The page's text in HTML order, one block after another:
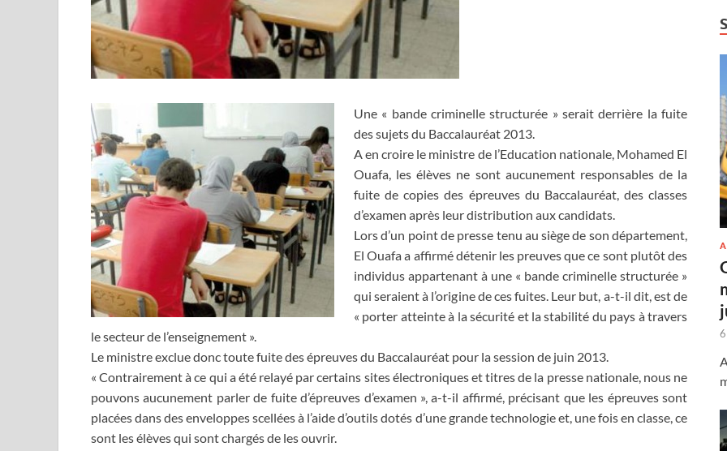
Une « bande criminelle structurée » serait derrière la fuite
des sujets du Baccalauréat 2013.
A en croire le ministre de l’Education nationale, Mohamed El
Ouafa, les élèves ne sont aucunement responsables de la
fuite de copies des épreuves du Baccalauréat, des classes
d’examen après leur distribution aux candidats.
Lors d’un point de presse tenu au siège de son département,
El Ouafa a affirmé détenir les preuves que ce sont plutôt des
individus appartenant à une « bande criminelle structurée »
qui seraient à l’origine de ces fuites. Leur but, a-t-il dit, est de
« porter atteinte à la sécurité et la stabilité du pays à travers
le secteur de l’enseignement ».
Le ministre exclue donc toute fuite des épreuves du Baccalauréat pour la session de juin 2013.
« Contrairement à ce qui a été relayé par certains sites électroniques et titres de la presse nationale, nous ne
pouvons aucunement parler de fuite d’épreuves d’examen », a-t-il affirmé, précisant que les épreuves sont
placées dans des enveloppes scellées à l’aide d’outils dotés d’une grande technologie et, une fois en classe, ce
sont les élèves qui sont chargés de les ouvrir.